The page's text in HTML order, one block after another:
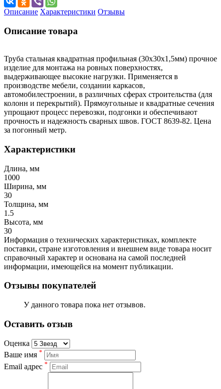
Описание Характеристики Отзывы
Описание товара
Труба стальная квадратная профильная (30х30х1,5мм) прочное
изделие для монтажа на ровных поверхностях,
выдерживающее высокие нагрузки. Применяется в
производстве мебели, создании каркасов,
автомобилестроении, в различных сферах строительства (для
колонн и перекрытий). Прямоугольные и квадратные сечения
упрощают процесс перевозки, подгонки и обеспечивают
прочность и надежность сварных швов. ГОСТ 8639-82. Цена
за погонный метр.
Характеристики
Длина, мм
1000
Ширина, мм
30
Толщина, мм
1.5
Высота, мм
30
Информация о технических характеристиках, комплекте
поставки, стране изготовления и внешнем виде товара носит
справочный характер и основана на самой последней
информации, имеющейся на момент публикации.
Отзывы покупателей
У данного товара пока нет отзывов.
Оставить отзыв
Оценка
Ваше имя *
Email адрес *